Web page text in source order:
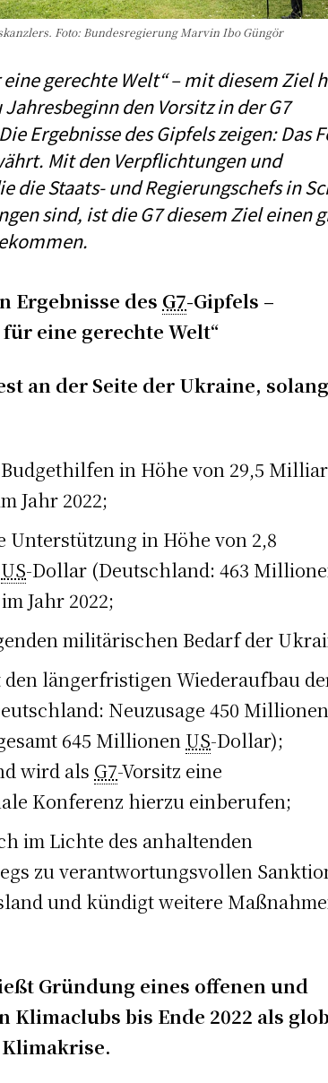
Foto: Bundesregierung Marvin Ibo Güngör
gerechte Welt“ – mit diesem Ziel
den Vorsitz in der G7
Ergebnisse des Gipfels zeigen: Das
Mit den Verpflichtungen und
die Staats- und Regierungschefs in
sind, ist die G7 diesem Ziel einen
Ergebnisse des G7-Gipfels –
eine gerechte Welt“
an der Seite der Ukraine,
in Höhe von 29,5
Jahr 2022;
Unterstützung in Höhe von 2,8
US-Dollar (Deutschland: 463
Jahr 2022;
militärischen Bedarf der
längerfristigen Wiederaufbau
Neuzusage 450 Millionen
645 Millionen US-Dollar);
wird als G7-Vorsitz eine
Konferenz hierzu einberufen;
im Lichte des anhaltenden
zu verantwortungsvollen
und kündigt weitere
Gründung eines offenen und
Klimaclubs bis Ende 2022 als